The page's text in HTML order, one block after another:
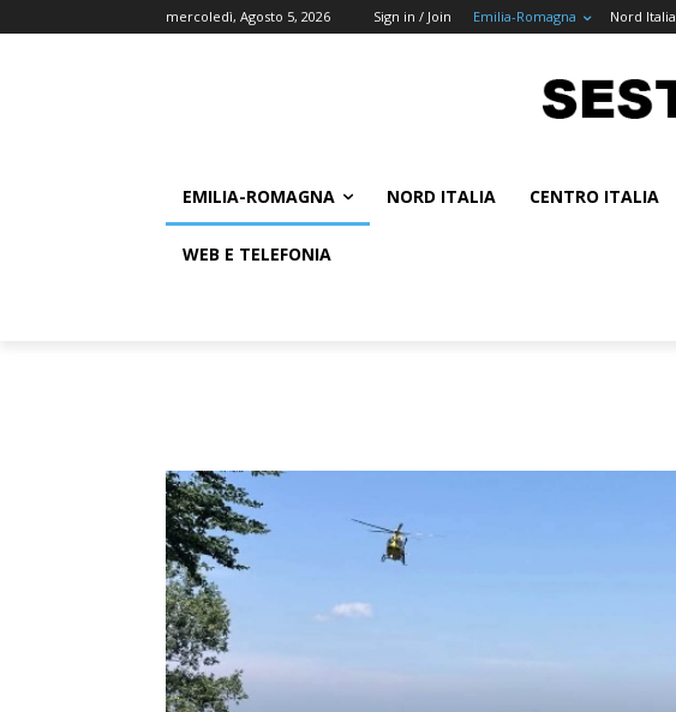
mercoledì, Agosto 5, 2026 Sign in / Join Emilia-Romagna Nord Italia
EMILIA-ROMAGNA NORD ITALIA CENTRO ITALIA
WEB E TELEFONIA